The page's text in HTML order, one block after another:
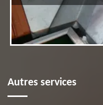
Autres services